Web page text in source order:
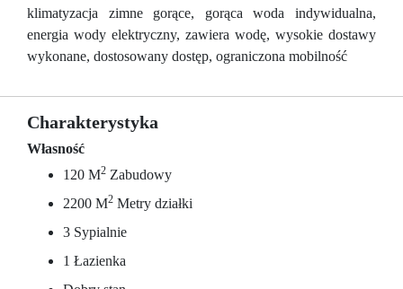
klimatyzacja zimne gorące, gorąca woda indywidualna,
energia wody elektryczny, zawiera wodę, wysokie dostawy
wykonane, dostosowany dostęp, ograniczona mobilność
Charakterystyka
Własność
120 M2 Zabudowy
2200 M2 Metry działki
3 Sypialnie
1 Łazienka